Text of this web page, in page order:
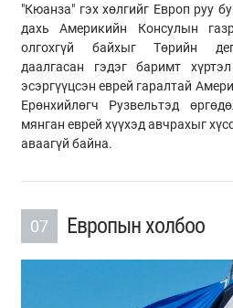
"Кюанза" гэх хөлгийг Европ руу
дахь Америкийн Консулын
олгохгүй байхыг Төрийн
даалгасан гэдэг баримт
эсэргүүцсэн еврей гаралтай
Ерөнхийлөгч Рузвельтэд
мянган еврей хүүхэд авчрахыг
аваагүй байна.
07 Европын холбоо